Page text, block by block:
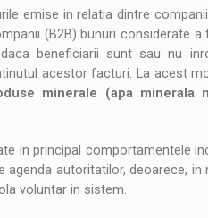
emise in relatia dintre
(B2B) bunuri considerate
beneficiarii sunt sau nu
acestor facturi. La acest
minerale (apa
in principal comportamentele
autoritatilor, deoarece,
voluntar in sistem.